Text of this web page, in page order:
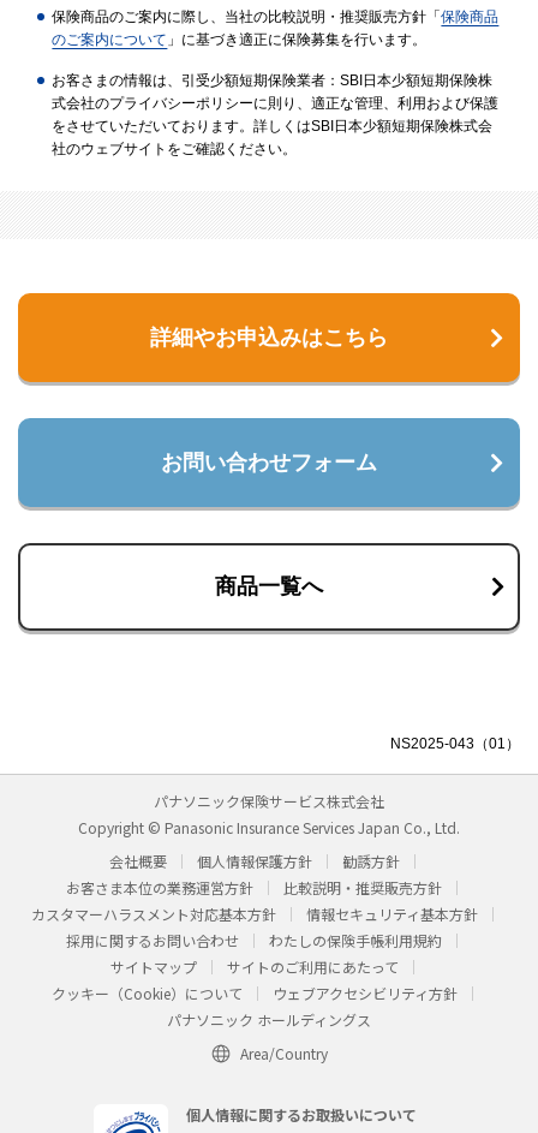
保険商品のご案内に際し、当社の比較説明・推奨販売方針「保険商品
のご案内について 」に基づき適正に保険募集を行います。
お客さまの情報は、引受少額短期保険業者：SBI日本少額短期保険株
式会社のプライバシーポリシーに則り、適正な管理、利用および保護
をさせていただいております。詳しくはSBI日本少額短期保険株式会
社のウェブサイトをご確認ください。
詳細やお申込みはこちら
お問い合わせフォーム
商品一覧へ
NS2025-043（01）
パナソニック保険サービス株式会社
Copyright © Panasonic Insurance Services Japan Co., Ltd.
会社概要
個人情報保護方針
勧誘方針
お客さま本位の業務運営方針
比較説明・推奨販売方針
カスタマーハラスメント対応基本方針
情報セキュリティ基本方針
採用に関するお問い合わせ
わたしの保険手帳利用規約
サイトマップ
サイトのご利用にあたって
クッキー（Cookie）について
ウェブアクセシビリティ方針
パナソニック ホールディングス
Area/Country
個人情報に関するお取扱いについて